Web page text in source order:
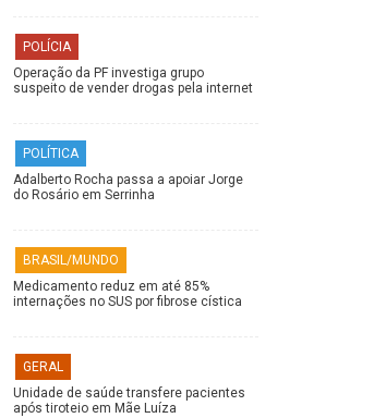
POLÍCIA
Operação da PF investiga grupo
suspeito de vender drogas pela internet
POLÍTICA
Adalberto Rocha passa a apoiar Jorge
do Rosário em Serrinha
BRASIL/MUNDO
Medicamento reduz em até 85%
internações no SUS por fibrose cística
GERAL
Unidade de saúde transfere pacientes
após tiroteio em Mãe Luíza